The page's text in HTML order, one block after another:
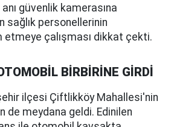
güvenlik kamerasına
sağlık personellerinin
etmeye çalışması dikkat çekti.
BİRBİRİNE GİRDİ
ilçesi Çiftlikköy Mahallesi'nin
de meydana geldi. Edinilen